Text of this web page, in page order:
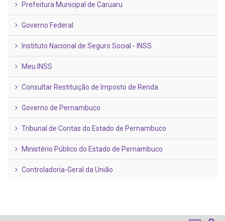
Prefeitura Municipal de Caruaru
Governo Federal
Instituto Nacional de Seguro Social - INSS
Meu INSS
Consultar Restituição de Imposto de Renda
Governo de Pernambuco
Tribunal de Contas do Estado de Pernambuco
Ministério Público do Estado de Pernambuco
Controladoria-Geral da União